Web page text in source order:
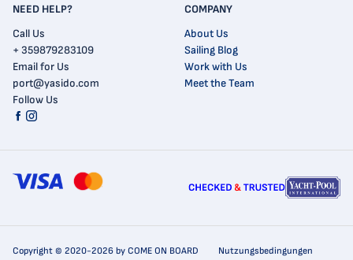
NEED HELP?
Call Us
+ 359879283109
Email for Us
port@yasido.com
Follow Us
COMPANY
About Us
Sailing Blog
Work with Us
Meet the Team
Copyright © 2020-2026 by COME ON BOARD
Nutzungsbedingungen